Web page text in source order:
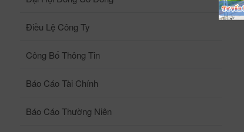
Điều Lệ Công Ty
Công Bố Thông Tin
Báo Cáo Tài Chính
Báo Cáo Thường Niên